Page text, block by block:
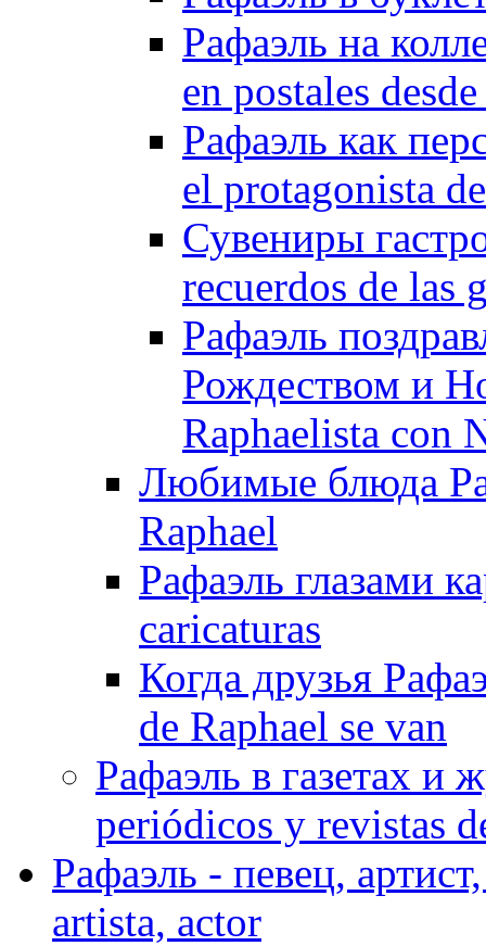
Рафаэль на
en postales
Рафаэль как
el protagonista
Сувениры
recuerdos de las
Рафаэль
Рождеством и
Raphaelista con
Любимые блюда
Raphael
Рафаэль глазами
caricaturas
Когда друзья
de Raphael se van
Рафаэль в газетах и
periódicos y revistas
Рафаэль - певец,
artista, actor